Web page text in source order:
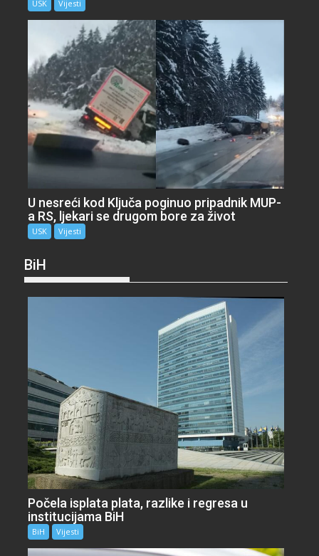
USK Vijesti
U nesreći kod Ključa poginuo pripadnik MUP-
a RS, ljekari se drugom bore za život
USK Vijesti
BiH
Počela isplata plata, razlike i regresa u
institucijama BiH
BiH Vijesti